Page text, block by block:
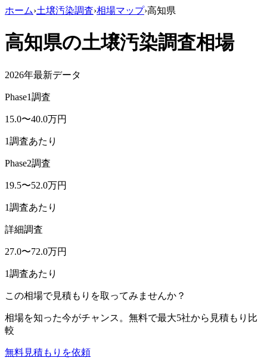
ホーム›土壌汚染調査›相場マップ›高知県
高知県の土壌汚染調査相場
2026年最新データ
Phase1調査
15.0〜40.0万円
1調査あたり
Phase2調査
19.5〜52.0万円
1調査あたり
詳細調査
27.0〜72.0万円
1調査あたり
この相場で見積もりを取ってみませんか？
相場を知った今がチャンス。無料で最大5社から見積もり比
較
無料見積もりを依頼